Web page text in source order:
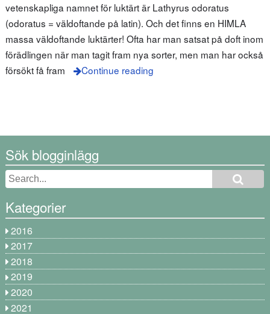
vetenskapliga namnet för luktärt är Lathyrus odoratus
(odoratus = väldoftande på latin). Och det finns en HIMLA
massa väldoftande luktärter! Ofta har man satsat på doft inom
förädlingen när man tagit fram nya sorter, men man har också
försökt få fram
Continue reading
Sök blogginlägg
Kategorier
2016
2017
2018
2019
2020
2021